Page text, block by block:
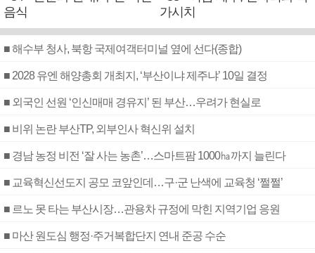
음식
가시치
■ 해수부 청사, 북항 국제여객터미널 옆에 선다(종합)
■ 2028 유엔 해양총회 개최지, ‘부산이냐 제주냐’ 10일 결정
■ 외국인 선원 ‘인신매매 경유지’ 된 부산…우려가 현실로
■ 비위 논란 부산TP, 외부인사 혁신위 설치
■ 경남 농정 비전 ‘잘 사는 농촌’…스마트팜 1000㏊까지 늘린다
■ 교육혁신선도지 공모 코앞인데…구·군 난색에 교육청 ‘쩔쩔’
■ 르노 못 타는 부산시장…관용차 규정에 막힌 지역기업 응원
■ 마산 원도심 행정·주거복합단지 연내 준공 수순